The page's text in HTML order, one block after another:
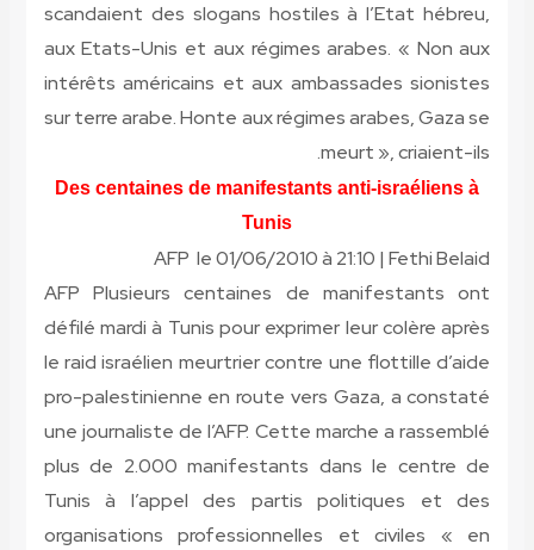
scandaient des slogans hostiles à l’Etat hébreu,
aux Etats-Unis et aux régimes arabes. « Non aux
intérêts américains et aux ambassades sionistes
sur terre arabe. Honte aux régimes arabes, Gaza se
meurt », criaient-ils.
Des centaines de manifestants anti-israéliens à
Tunis
AFP le 01/06/2010 à 21:10 | Fethi Belaid
AFP Plusieurs centaines de manifestants ont
défilé mardi à Tunis pour exprimer leur colère après
le raid israélien meurtrier contre une flottille d’aide
pro-palestinienne en route vers Gaza, a constaté
une journaliste de l’AFP. Cette marche a rassemblé
plus de 2.000 manifestants dans le centre de
Tunis à l’appel des partis politiques et des
organisations professionnelles et civiles « en